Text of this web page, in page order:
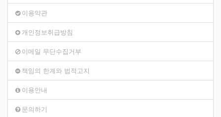
이용약관
개인정보취급방침
이메일 무단수집거부
책임의 한계와 법적고지
이용안내
문의하기